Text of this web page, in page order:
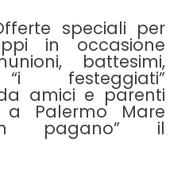
speciali per
in occasione
battesimi,
festeggiati”
amici e parenti
Palermo Mare
pagano” il